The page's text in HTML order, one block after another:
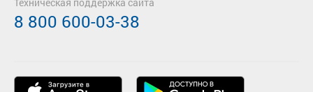
8 800 600-03-38